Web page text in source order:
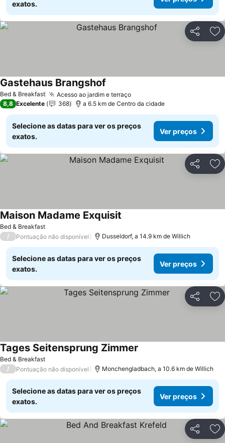
exatos.
Partilhar
Bed & Breakfast Acesso ao jardim e terraço
Gastehaus Brangshof
8,8 Excelente 368 a 6.5 km de Centro da cidade
Selecione as datas para ver os preços
exatos.
Ver preços
Partilhar
Bed & Breakfast
Maison Madame Exquisit
/ Pontuação não disponível Dusseldorf, a 14.9 km de Willich
Selecione as datas para ver os preços
exatos.
Ver preços
Partilhar
Bed & Breakfast
Tages Seitensprung Zimmer
/ Pontuação não disponível Monchengladbach, a 10.6 km de Willich
Selecione as datas para ver os preços
exatos.
Ver preços
Partilhar